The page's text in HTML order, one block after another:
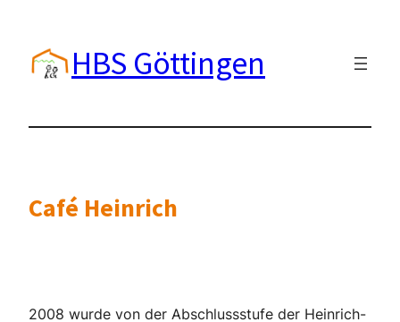
springen HBS Göttingen
Café Heinrich
2008 wurde von der Abschlussstufe der Heinrich-